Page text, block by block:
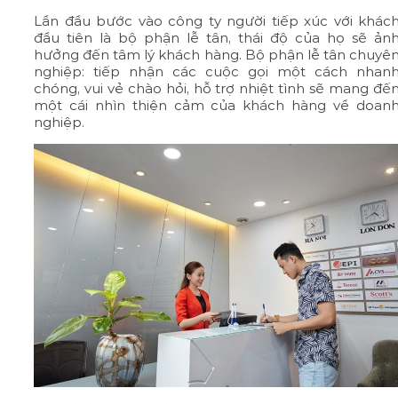
Lần đầu bước vào công ty người tiếp xúc với
đầu tiên là bộ phận lễ tân, thái độ của họ sẽ
hưởng đến tâm lý khách hàng. Bộ phận lễ tân
nghiệp: tiếp nhận các cuộc gọi một cách
chóng, vui vẻ chào hỏi, hỗ trợ nhiệt tình sẽ mang
một cái nhìn thiện cảm của khách hàng về
nghiệp.